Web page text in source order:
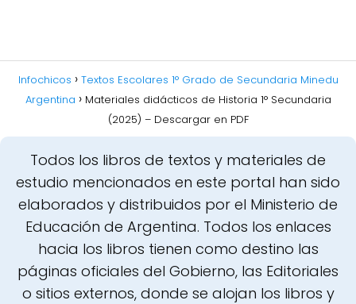
Infochicos
Textos Escolares 1° Grado de Secundaria Minedu
Argentina
Materiales didácticos de Historia 1° Secundaria
(2025) – Descargar en PDF
Todos los libros de textos y materiales de
estudio mencionados en este portal han sido
elaborados y distribuidos por el Ministerio de
Educación de Argentina. Todos los enlaces
hacia los libros tienen como destino las
páginas oficiales del Gobierno, las Editoriales
o sitios externos, donde se alojan los libros y